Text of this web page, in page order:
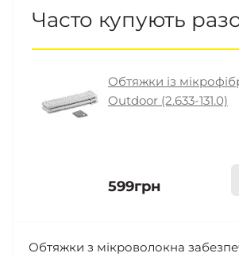
Часто купують
Обтяжки із
Outdoor (2.633-131.0)
599грн
Обтяжки з мікроволокна